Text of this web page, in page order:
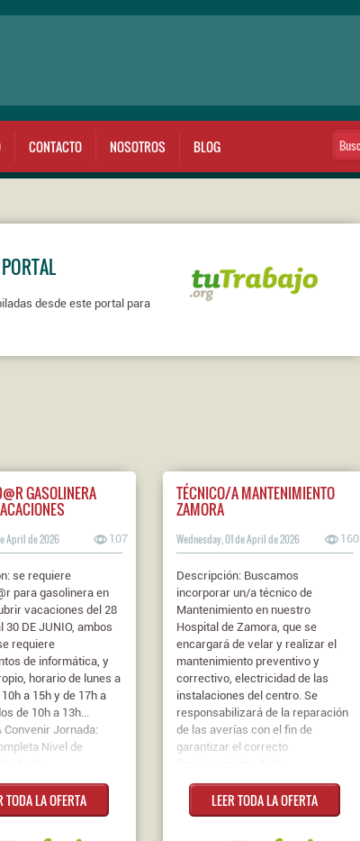
CONTACTO NOSOTROS BLOG
desde este portal para
GASOLINERA
April de 2026 107
se requiere
para gasolinera en
vacaciones del 28
30 DE JUNIO, ambos
requiere
de informática, y
horario de lunes a
a 15h y de 17h a
de 10h a 13h...
Convenir Jornada:
Nivel de
Escolar
TODA LA OFERTA
TÉCNICO/A MANTENIMIENTO
ZAMORA
Wednesday, 01 de April de 2026 160
Descripción: Buscamos
incorporar un/a técnico de
Mantenimiento en nuestro
Hospital de Zamora, que se
encargará de velar y realizar el
mantenimiento preventivo y
correctivo, electricidad de las
instalaciones del centro. Se
responsabilizará de la reparación
de las averías con el fin de
garantizar el correcto
instalaciones y maquinarias del
hospital. Se valorará experiencia
en climatización, fontanería y
LEER TODA LA OFERTA